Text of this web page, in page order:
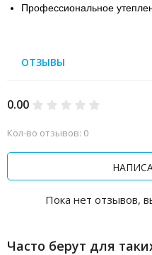
Профессиональное
ОТЗЫВЫ
0.00
Кол-во отзывов: 0
Пока нет отзывов,
Часто берут для